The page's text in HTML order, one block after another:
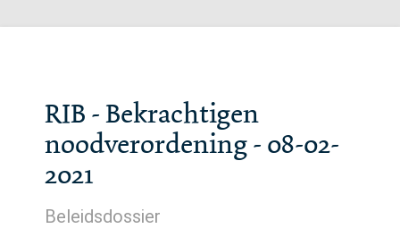
RIB - Bekrachtigen
noodverordening - 08-02-
2021
Beleidsdossier